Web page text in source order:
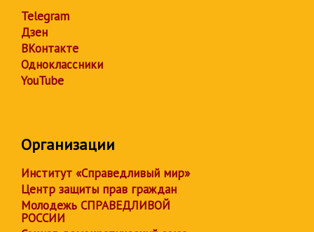
Telegram
Дзен
ВКонтакте
Одноклассники
YouTube
Организации
Институт «Справедливый мир»
Центр защиты прав граждан
Молодежь СПРАВЕДЛИВОЙ
РОССИИ